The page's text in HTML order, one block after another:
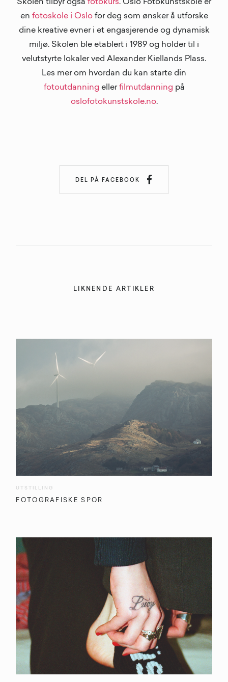
Skolen tilbyr også fotokurs. Oslo Fotokunstskole er
en fotoskole i Oslofor deg som ønsker å utforske
dine kreative evner i et engasjerende og dynamisk
miljø. Skolen ble etablert i 1989 og holder til i
velutstyrte lokaler ved Alexander Kiellands Plass.
Les mer om hvordan du kan starte din
fotoutdanning ellerfilmutdanning på
oslofotokunstskole.no.
DEL PÅ FACEBOOK 
LIKNENDE ARTIKLER
UTSTILLING
FOTOGRAFISKE SPOR